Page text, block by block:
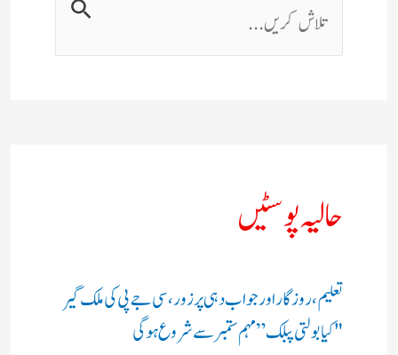
حالیہ پوسٹیں
تعلیم، روزگار اور جواب دہی پر زور، سی جے پی کی ملک گیر
"کیا بولتی پبلک” مہم ستمبر سے شروع ہوگی